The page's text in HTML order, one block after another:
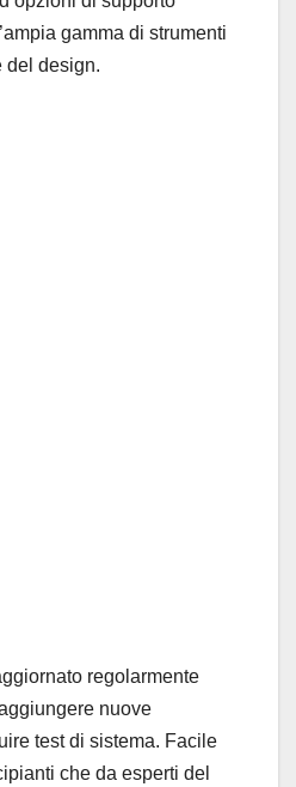
gamma di strumenti
del design.
regolarmente
nuove
test di sistema. Facile
che da esperti del